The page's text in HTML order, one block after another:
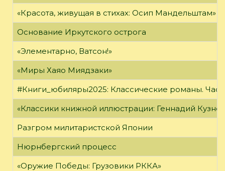
«Красота, живущая в стихах: Осип Мандельштам»
Основание Иркутского острога
«Элементарно, Ватсон!»
«Миры Хаяо Миядзаки»
#Книги_юбиляры2025: Классические романы.
«Классики книжной иллюстрации: Геннадий
Разгром милитаристской Японии
Нюрнбергский процесс
«Оружие Победы: Грузовики РККА»